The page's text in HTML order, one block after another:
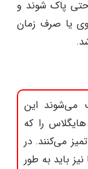
پاک شوند و
یا صرف زمان
این
را که
می‌کنند. در
باید به طور